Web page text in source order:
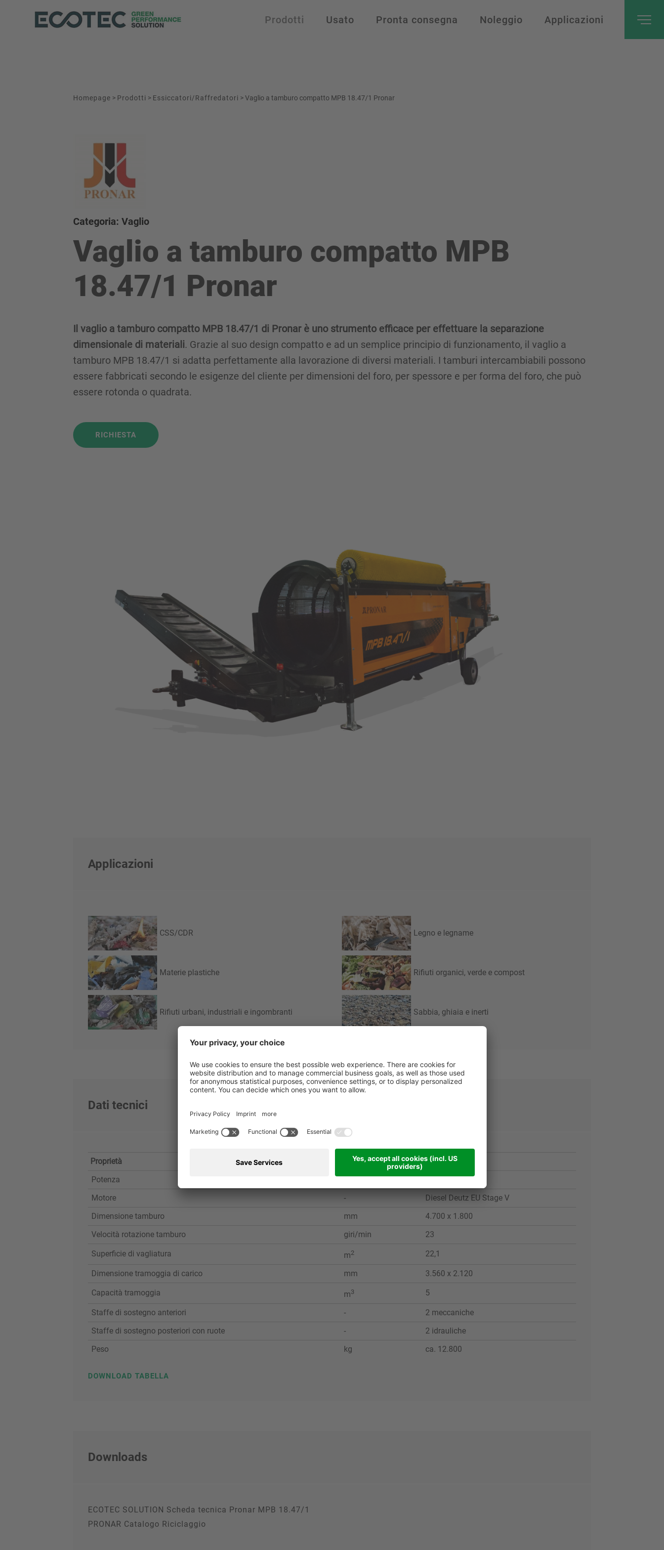
Prodotti Usato Pronta consegna Noleggio Applicazioni
Homepage > Prodotti > Essiccatori/Raffredatori >Vaglio a tamburo compatto MPB 18.47/1 Pronar
Categoria: Vaglio
Vaglio a tamburo compatto MPB
18.47/1 Pronar
Il vaglio a tamburo compatto MPB 18.47/1 di Pronar è uno strumento efficace per effettuare la separazione
dimensionale di materiali. Grazie al suo design compatto e ad un semplice principio di funzionamento, il vaglio a
tamburo MPB 18.47/1 si adatta perfettamente alla lavorazione di diversi materiali. I tamburi intercambiabili possono
essere fabbricati secondo le esigenze del cliente per dimensioni del foro, per spessore e per forma del foro, che può
essere rotonda o quadrata.
RICHIESTA
Applicazioni
CSS/CDR Legno e legname
Materie plastiche Rifiuti organici, verde e compost
Rifiuti urbani, industriali e ingombranti Sabbia, ghiaia e inerti
Dati tecnici
Proprietà U.M.
MPB 18.47/1
Potenza
Motore
-
Diesel Deutz EU Stage V
Dimensione tamburo
mm
4.700 x 1.800
Velocità rotazione tamburo
giri/min 23
Superficie di vagliatura m2 22,1
Dimensione tramoggia di carico mm 3.560 x 2.120
Capacità tramoggia m3 5
Staffe di sostegno anteriori -
2 meccaniche
Staffe di sostegno posteriori con ruote
-
2 idrauliche
Peso
kg ca. 12.800
DOWNLOAD TABELLA
Downloads
ECOTEC SOLUTION Scheda tecnica Pronar MPB 18.47/1
PRONAR Catalogo Riciclaggio